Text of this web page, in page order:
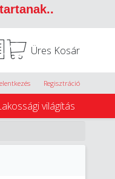
.
Üres Kosár
Regisztráció
világítás